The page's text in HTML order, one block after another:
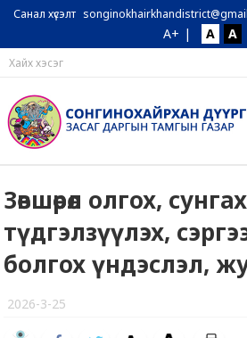
Санал хүсэлт
A+ | A A
Зөвшөөрөл олгох,
түдгэлзүүлэх,
болгох үндэслэл,
2026-3-25